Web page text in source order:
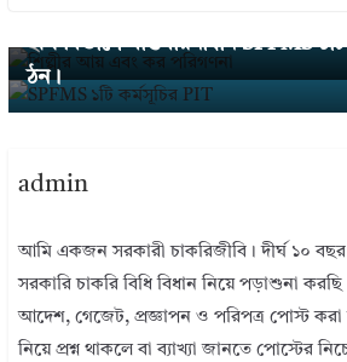
২
অর্থ বিভাগে বাস্তবায়নাধীন SPFMS
ঠন।
admin
আমি একজন সরকারী চাকরিজীবি। দীর্ঘ ১০ বছর
সরকারি চাকরি বিধি বিধান নিয়ে পড়াশুনা
আদেশ, গেজেট, প্রজ্ঞাপন ও পরিপত্র পোস্ট
নিয়ে প্রশ্ন থাকলে বা ব্যাখ্যা জানতে পোস্টের